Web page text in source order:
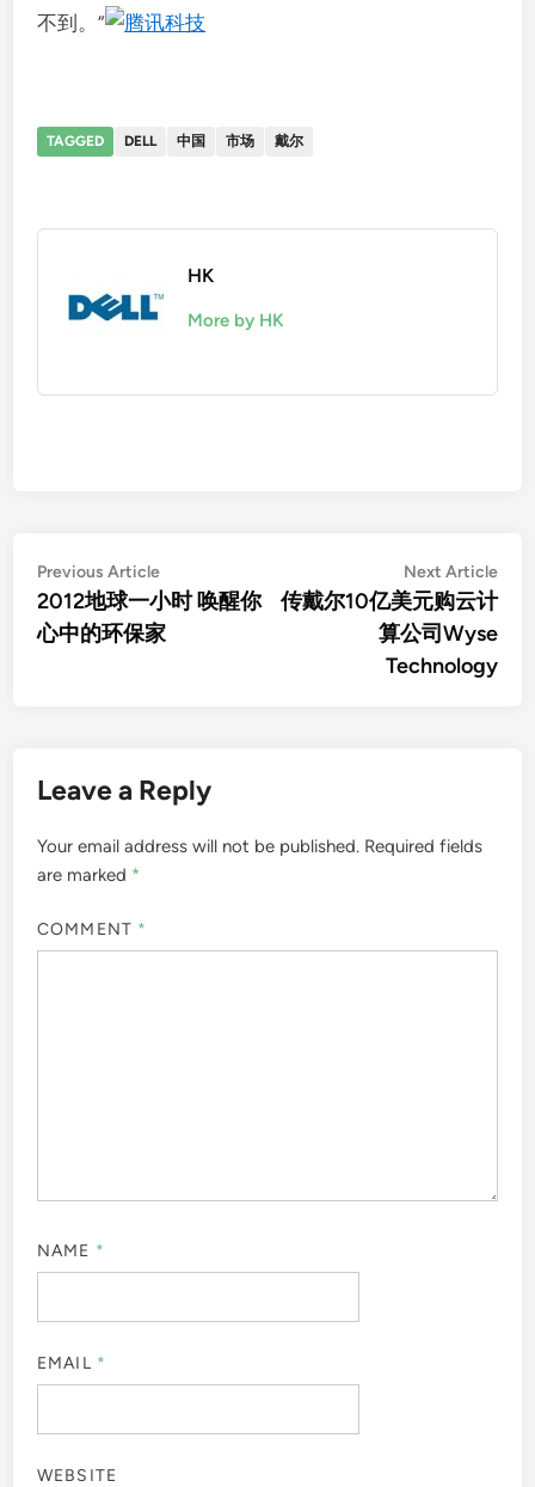
不到。”
TAGGED DELL 中国 市场 戴尔
HK
More by HK
Post
navigation
Previous ArticlePrevious
article:
2012地球一小时 唤醒你
心中的环保家
Next Article
传戴尔10亿美元购云计
算公司Wyse
Technology
Leave a Reply
Your email address will not be published. Required fields
are marked *
COMMENT *
NAME *
EMAIL *
WEBSITE